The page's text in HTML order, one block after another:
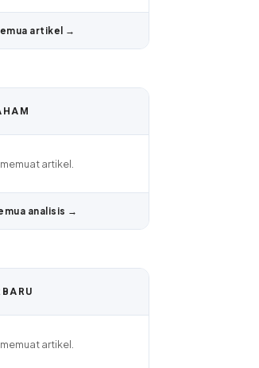
artikel →
artikel.
analisis →
artikel.